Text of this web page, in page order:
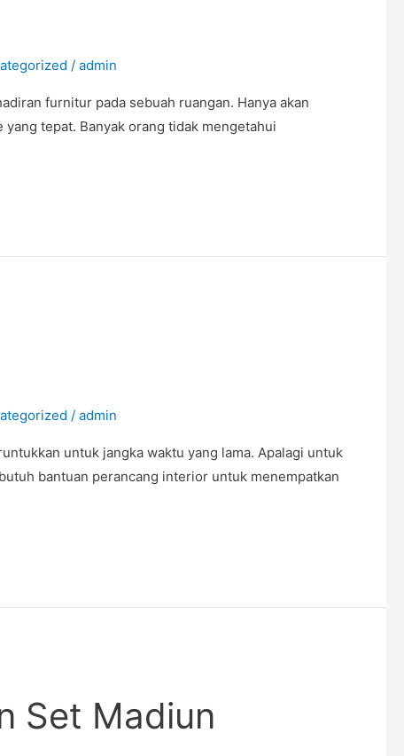
/ admin
furnitur pada sebuah ruangan. Hanya akan
tepat. Banyak orang tidak mengetahui
/ admin
untuk jangka waktu yang lama. Apalagi untuk
bantuan perancang interior untuk menempatkan
Set Madiun